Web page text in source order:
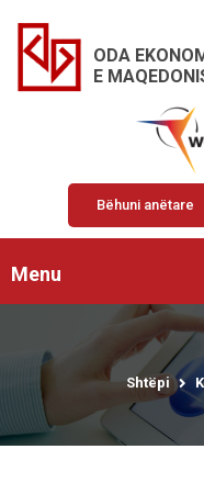
ODA
E
Bëhuni anëtare
Menu
Shtëpi